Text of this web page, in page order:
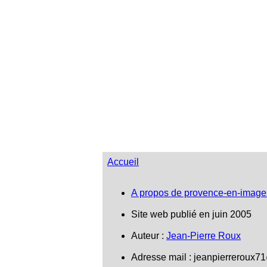
Accueil
A propos de provence-en-
Site web publié en juin 2005
Auteur : Jean-Pierre Roux
Adresse mail :